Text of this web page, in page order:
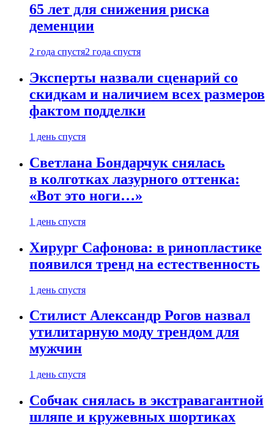
65 лет для снижения риска
деменции
2 года спустя2 года спустя
Эксперты назвали сценарий со
скидкам и наличием всех размеров
фактом подделки
1 день спустя
Светлана Бондарчук снялась
в колготках лазурного оттенка:
«Вот это ноги…»
1 день спустя
Хирург Сафонова: в ринопластике
появился тренд на естественность
1 день спустя
Стилист Александр Рогов назвал
утилитарную моду трендом для
мужчин
1 день спустя
Собчак снялась в экстравагантной
шляпе и кружевных шортиках